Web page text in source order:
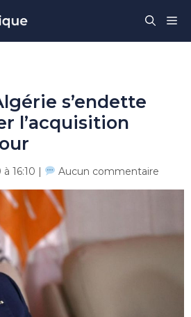
s’endette
l’acquisition
16:10 | Aucun commentaire